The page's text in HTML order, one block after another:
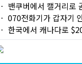
밴쿠버에서 캘거리로
070전화기가 갑자기
한국에서 캐나다로